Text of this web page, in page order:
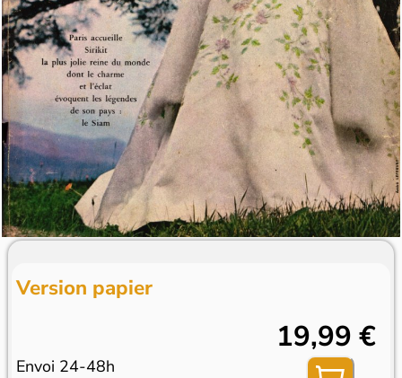
Version papier
Envoi 24-48h
19,99 €